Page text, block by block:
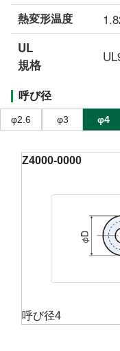
熱変形温度
UL
規格
呼び径
φ2.6 φ3 φ4
Z4000-0000
呼び径4